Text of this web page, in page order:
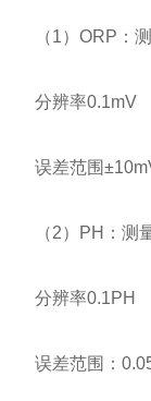
（1）ORP：测
分辨率0.1mV
误差范围
（2）PH：测
分辨率0.1PH
误差范围：